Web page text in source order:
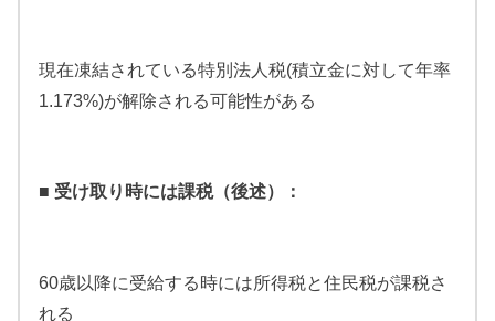
現在凍結されている特別法人税(積立金に対して年率
1.173%)が解除される可能性がある
■ 受け取り時には課税（後述）：
60歳以降に受給する時には所得税と住民税が課税さ
れる